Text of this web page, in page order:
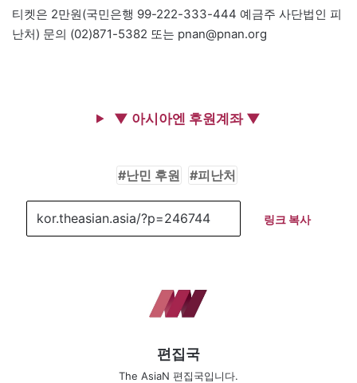
티켓은 2만원(국민은행 99-222-333-444 예금주 사단법인 피
난처) 문의 (02)871-5382 또는 pnan@pnan.org
▼ 아시아엔 후원계좌 ▼
난민 후원 피난처
링크 복사
편집국
The AsiaN 편집국입니다.